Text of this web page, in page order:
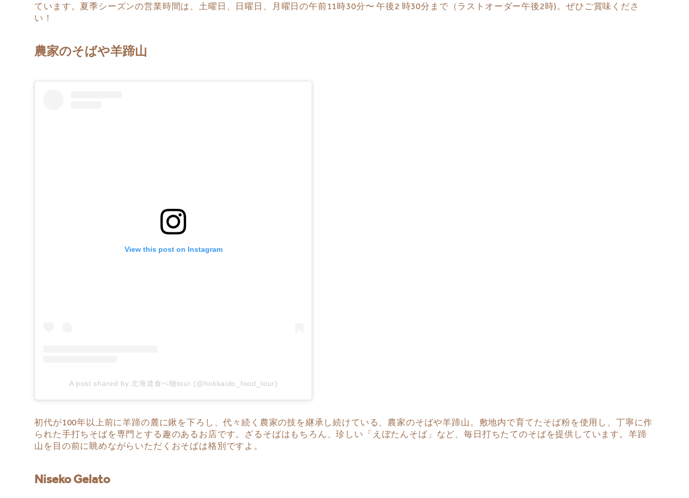
ています。夏季シーズンの営業時間は、土曜日、日曜日、月曜日の午前11時30分〜 午後2 時30分まで（ラストオーダー午後2時)。ぜひご賞味くださ
い！
農家のそばや羊蹄山
View this post on Instagram
A post shared by 北海道食べ物tour (@hokkaido_food_tour)
初代が100年以上前に羊蹄の麓に鍬を下ろし、代々続く農家の技を継承し続けている、農家のそばや羊蹄山。敷地内で育てたそば粉を使用し、丁寧に作
られた手打ちそばを専門とする趣のあるお店です。ざるそばはもちろん、珍しい「えぼたんそば」など、毎日打ちたてのそばを提供しています。羊蹄
山を目の前に眺めながらいただくおそばは格別ですよ。
Niseko Gelato